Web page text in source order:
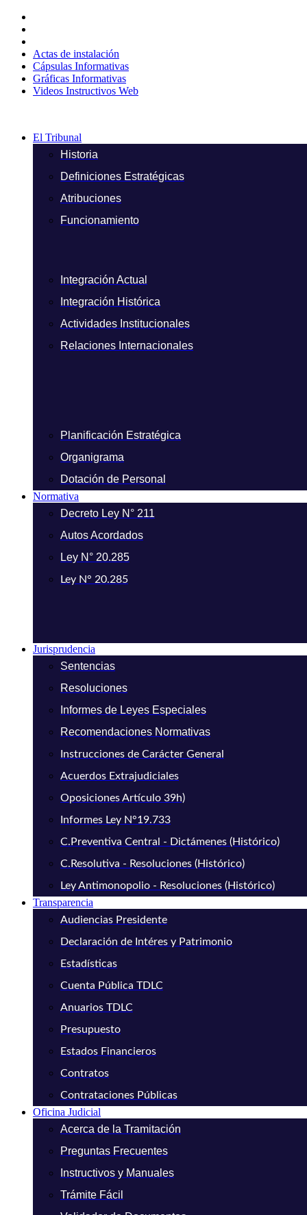
contenido
Actas de instalación
Cápsulas Informativas
Gráficas Informativas
Videos Instructivos Web
El Tribunal
Historia
Definiciones Estratégicas
Atribuciones
Funcionamiento
Integración Actual
Integración Histórica
Actividades Institucionales
Relaciones Internacionales
Planificación Estratégica
Organigrama
Dotación de Personal
Normativa
Decreto Ley N° 211
Autos Acordados
Ley N° 20.285
Ley N° 20.285
Jurisprudencia
Sentencias
Resoluciones
Informes de Leyes Especiales
Recomendaciones Normativas
Instrucciones de Carácter General
Acuerdos Extrajudiciales
Oposiciones Artículo 39h)
Informes Ley N°19.733
C.Preventiva Central - Dictámenes (Histórico)
C.Resolutiva - Resoluciones (Histórico)
Ley Antimonopolio - Resoluciones (Histórico)
Transparencia
Audiencias Presidente
Declaración de Intéres y Patrimonio
Estadísticas
Cuenta Pública TDLC
Anuarios TDLC
Presupuesto
Estados Financieros
Contratos
Contrataciones Públicas
Oficina Judicial
Acerca de la Tramitación
Preguntas Frecuentes
Instructivos y Manuales
Trámite Fácil